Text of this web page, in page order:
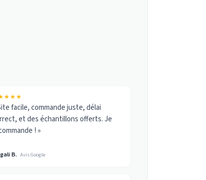
facile, commande juste, délai
et des échantillons offerts. Je
! »
B. Avis Google